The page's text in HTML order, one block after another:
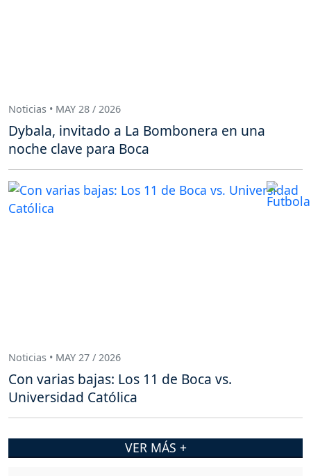
Noticias • MAY 28 / 2026
Dybala, invitado a La Bombonera en una
noche clave para Boca
Noticias • MAY 27 / 2026
Con varias bajas: Los 11 de Boca vs.
Universidad Católica
VER MÁS +